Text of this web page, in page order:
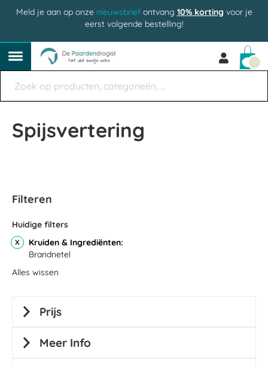
Meld je aan op onze nieuwsbriefontvang 10% korting voor je
eerst volgende bestelling!
Spijsvertering
Filteren
Huidige filters
Kruiden & Ingrediënten
Brandnetel
Alles wissen
Prijs
Meer Info